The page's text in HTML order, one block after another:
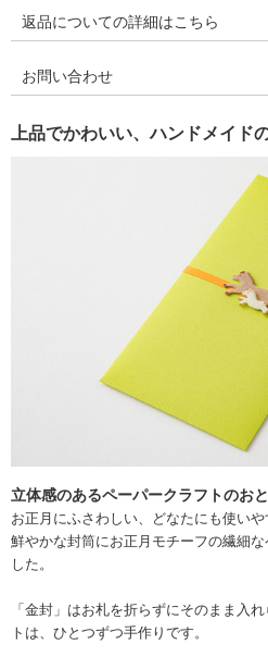
返品についての詳細はこちら
お問い合わせ
上品でかわいい、ハンドメイド
立体感のあるペーパークラフトのお
お正月にふさわしい、どなたにも使い
鮮やかな封筒にお正月モチーフの繊細
した。
「金封」はお札を折らずにそのまま入
トは、ひとつずつ手作りです。